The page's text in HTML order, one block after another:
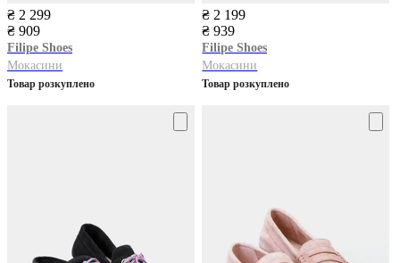
₴ 2 299
₴ 909
Filipe Shoes
Мокасини
Товар розкуплено
₴ 2 199
₴ 939
Filipe Shoes
Мокасини
Товар розкуплено